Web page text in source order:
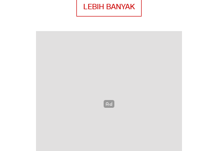
LEBIH BANYAK